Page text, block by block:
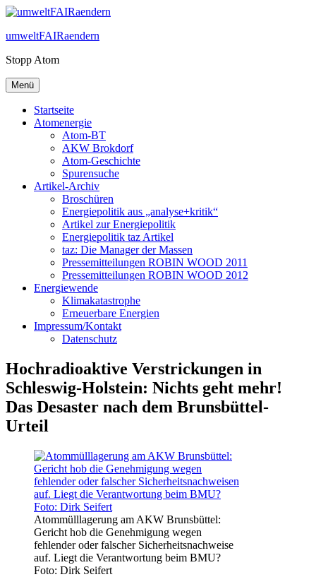
Zum
springen
umweltFAIRaendern
Stopp Atom
Menü
Startseite
Atomenergie
Atom-BT
AKW Brokdorf
Atom-Geschichte
Spurensuche
Artikel-Archiv
Broschüren
Energiepolitik aus „analyse+kritik“
Artikel zur Energiepolitik
Energiepolitik taz Artikel
taz: Die Manager der Massen
Pressemitteilungen ROBIN WOOD 2011
Pressemitteilungen ROBIN WOOD 2012
Energiewende
Klimakatastrophe
Erneuerbare Energien
Impressum/Kontakt
Datenschutz
Hochradioaktive Verstrickungen in
Schleswig-Holstein: Nichts geht mehr!
Das Desaster nach dem Brunsbüttel-
Urteil
Atommülllagerung am AKW Brunsbüttel:
Gericht hob die Genehmigung wegen
fehlender oder falscher Sicherheitsnachweise
auf. Liegt die Verantwortung beim BMU?
Foto: Dirk Seifert